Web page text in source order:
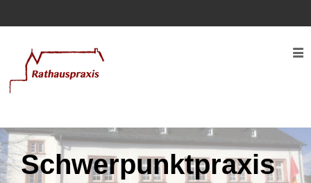
Schwerpunktpraxis
Service
Überweisungswunsch
Team